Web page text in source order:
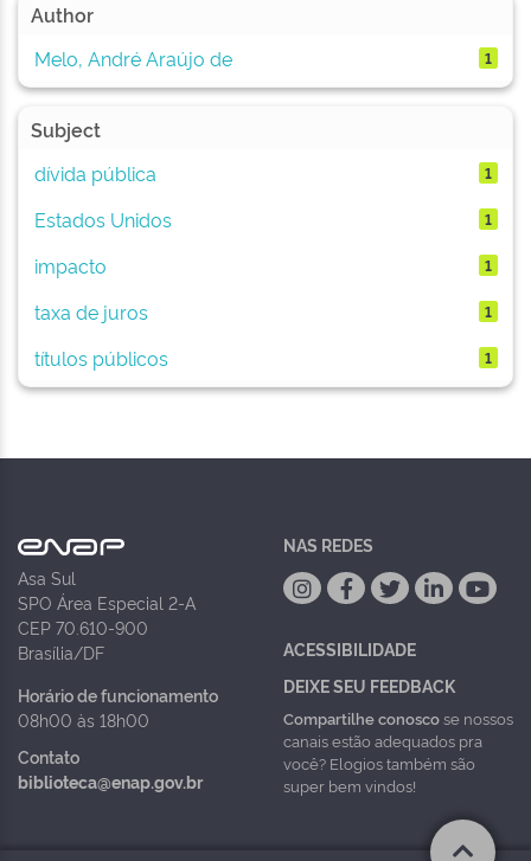
Author
Melo, André Araújo de
1
Subject
dívida pública
1
Estados Unidos 1
impacto 1
taxa de juros 1
títulos públicos 1
Asa Sul
SPO Área Especial 2-A
CEP 70.610-900
Brasília/DF
Horário de funcionamento
08h00 às 18h00
Contato
biblioteca@enap.gov.br
NAS REDES
ACESSIBILIDADE
DEIXE SEU FEEDBACK
Compartilhe conoscose nossos
canais estão adequados pra
você? Elogios também são
super bem vindos!